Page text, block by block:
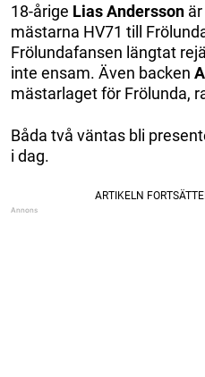
18-årige Lias Andersson
mästarna HV71 till
Frölundafansen längtat
inte ensam. Även backen
mästarlaget för Frölunda,
Båda två väntas bli
i dag.